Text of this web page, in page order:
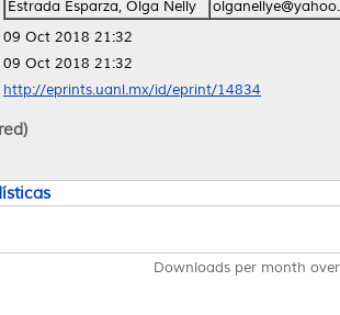
Estrada Esparza, Olga Nelly
09 Oct 2018 21:32
09 Oct 2018 21:32
http://eprints.uanl.mx/id/eprint/14834
Downloads per month